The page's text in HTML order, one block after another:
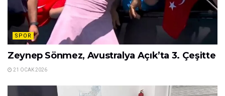
SPOR
Zeynep Sönmez, Avustralya Açık’ta 3. Çeşitte
21 OCAK 2026